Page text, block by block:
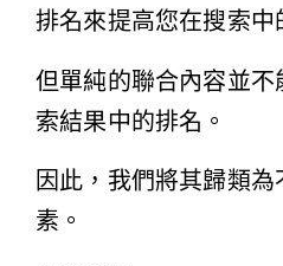
排名來提高您在搜索中
但單純的聯合內容並不
索結果中的排名。
因此，我們將其歸類
素。